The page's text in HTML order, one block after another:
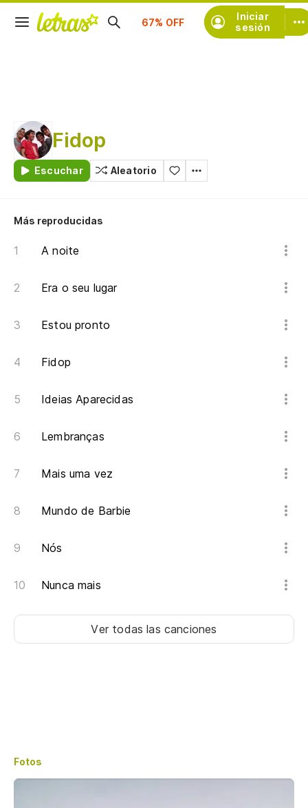
Iniciar
sesión
Fidop
Escuchar Aleatorio
Más reproducidas
A noite
Era o seu lugar
Estou pronto
Fidop
Ideias Aparecidas
Lembranças
Mais uma vez
Mundo de Barbie
Nós
Nunca mais
Ver todas las canciones
Fotos